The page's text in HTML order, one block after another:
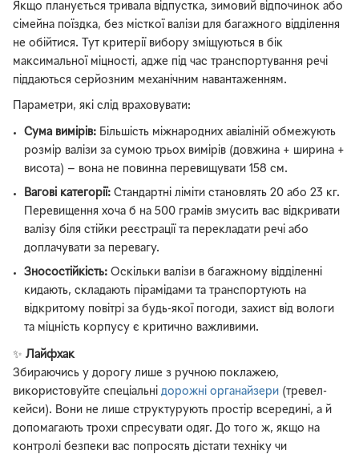
Якщо планується тривала відпустка, зимовий відпочинок або
сімейна поїздка, без місткої валізи для багажного відділення
не обійтися. Тут критерії вибору зміщуються в бік
максимальної міцності, адже під час транспортування речі
піддаються серйозним механічним навантаженням.
Параметри, які слід враховувати:
Сума вимірів: Більшість міжнародних авіаліній обмежують
розмір валізи за сумою трьох вимірів (довжина + ширина +
висота) — вона не повинна перевищувати 158 см.
Вагові категорії: Стандартні ліміти становлять 20 або 23 кг.
Перевищення хоча б на 500 грамів змусить вас відкривати
валізу біля стійки реєстрації та перекладати речі або
доплачувати за перевагу.
Зносостійкість: Оскільки валізи в багажному відділенні
кидають, складають пірамідами та транспортують на
відкритому повітрі за будь-якої погоди, захист від вологи
та міцність корпусу є критично важливими.
✨ Лайфхак
Збираючись у дорогу лише з ручною поклажею,
використовуйте спеціальні дорожні органайзери (тревел-
кейси). Вони не лише структурують простір всередині, а й
допомагають трохи спресувати одяг. До того ж, якщо на
контролі безпеки вас попросять дістати техніку чи